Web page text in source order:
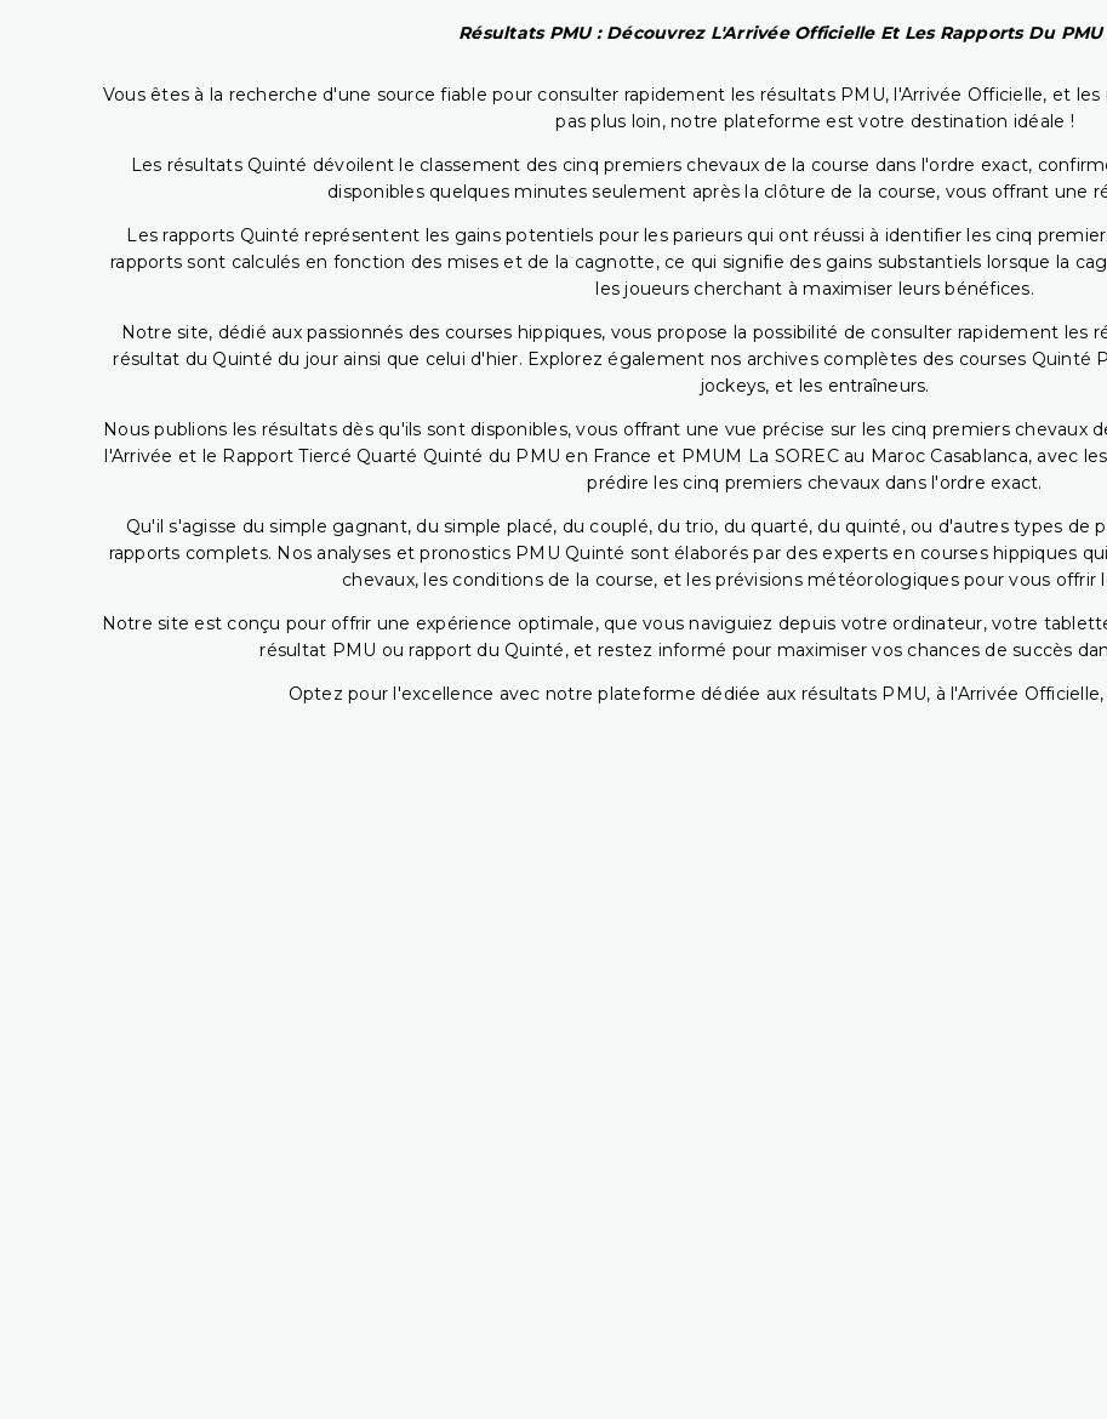
Résultats PMU : Découvrez L'Arrivée Officielle Et Les Rapports Du
Vous êtes à la recherche d'une source fiable pour consulter rapidement les résultats PMU, l'Arrivée Officielle, et
pas plus loin, notre plateforme est votre destination idéale !
Les résultats Quinté dévoilent le classement des cinq premiers chevaux de la course dans l'ordre exact,
disponibles quelques minutes seulement après la clôture de la course, vous offrant une
Les rapports Quinté représentent les gains potentiels pour les parieurs qui ont réussi à identifier les cinq
rapports sont calculés en fonction des mises et de la cagnotte, ce qui signifie des gains substantiels lorsque la
les joueurs cherchant à maximiser leurs bénéfices.
Notre site, dédié aux passionnés des courses hippiques, vous propose la possibilité de consulter rapidement les
résultat du Quinté du jour ainsi que celui d'hier. Explorez également nos archives complètes des courses Quinté
jockeys, et les entraîneurs.
Nous publions les résultats dès qu'ils sont disponibles, vous offrant une vue précise sur les cinq premiers chevaux
l'Arrivée et le Rapport Tiercé Quarté Quinté du PMU en France et PMUM La SOREC au Maroc Casablanca, avec
prédire les cinq premiers chevaux dans l'ordre exact.
Qu'il s'agisse du simple gagnant, du simple placé, du couplé, du trio, du quarté, du quinté, ou d'autres types de
rapports complets. Nos analyses et pronostics PMU Quinté sont élaborés par des experts en courses hippiques
chevaux, les conditions de la course, et les prévisions météorologiques pour vous offrir
Notre site est conçu pour offrir une expérience optimale, que vous naviguiez depuis votre ordinateur, votre
résultat PMU ou rapport du Quinté, et restez informé pour maximiser vos chances de succès
Optez pour l'excellence avec notre plateforme dédiée aux résultats PMU, à l'Arrivée